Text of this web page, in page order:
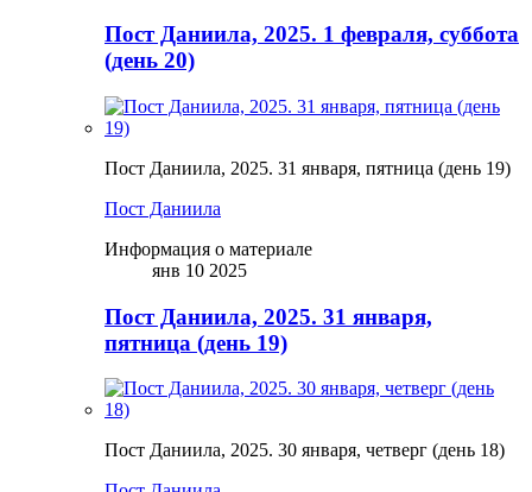
Пост Даниила, 2025. 1 февраля, суббота
(день 20)
Пост Даниила, 2025. 31 января, пятница (день 19)
Пост Даниила
Информация о материале
янв 10 2025
Пост Даниила, 2025. 31 января,
пятница (день 19)
Пост Даниила, 2025. 30 января, четверг (день 18)